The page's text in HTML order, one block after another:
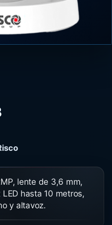
lente de 3,6 mm,
hasta 10 metros,
y altavoz.